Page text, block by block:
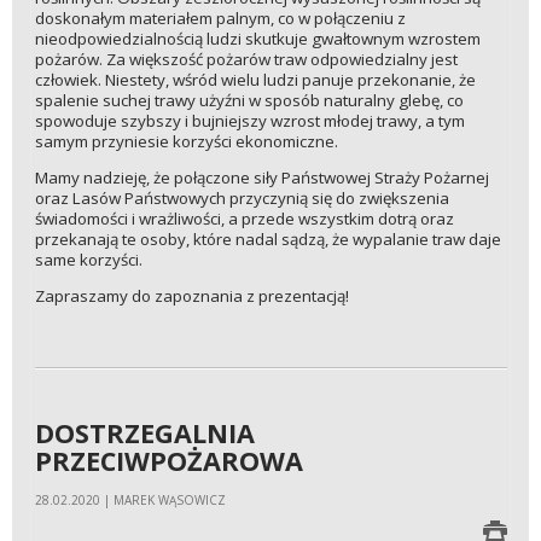
doskonałym materiałem palnym, co w połączeniu z
nieodpowiedzialnością ludzi skutkuje gwałtownym wzrostem
pożarów. Za większość pożarów traw odpowiedzialny jest
człowiek. Niestety, wśród wielu ludzi panuje przekonanie, że
spalenie suchej trawy użyźni w sposób naturalny glebę, co
spowoduje szybszy i bujniejszy wzrost młodej trawy, a tym
samym przyniesie korzyści ekonomiczne.
Mamy nadzieję, że połączone siły Państwowej Straży Pożarnej
oraz Lasów Państwowych przyczynią się do zwiększenia
świadomości i wrażliwości, a przede wszystkim dotrą oraz
przekanają te osoby, które nadal sądzą, że wypalanie traw daje
same korzyści.
Zapraszamy do zapoznania z prezentacją!
DOSTRZEGALNIA
PRZECIWPOŻAROWA
28.02.2020 | MAREK WĄSOWICZ